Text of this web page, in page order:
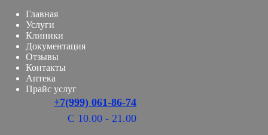
Главная
Услуги
Клиники
Документация
Отзывы
Контакты
Аптека
Прайс услуг
+7(999) 061-86-74
С 10.00 - 21.00